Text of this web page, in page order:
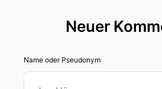
Neuer
Name oder Pseudonym